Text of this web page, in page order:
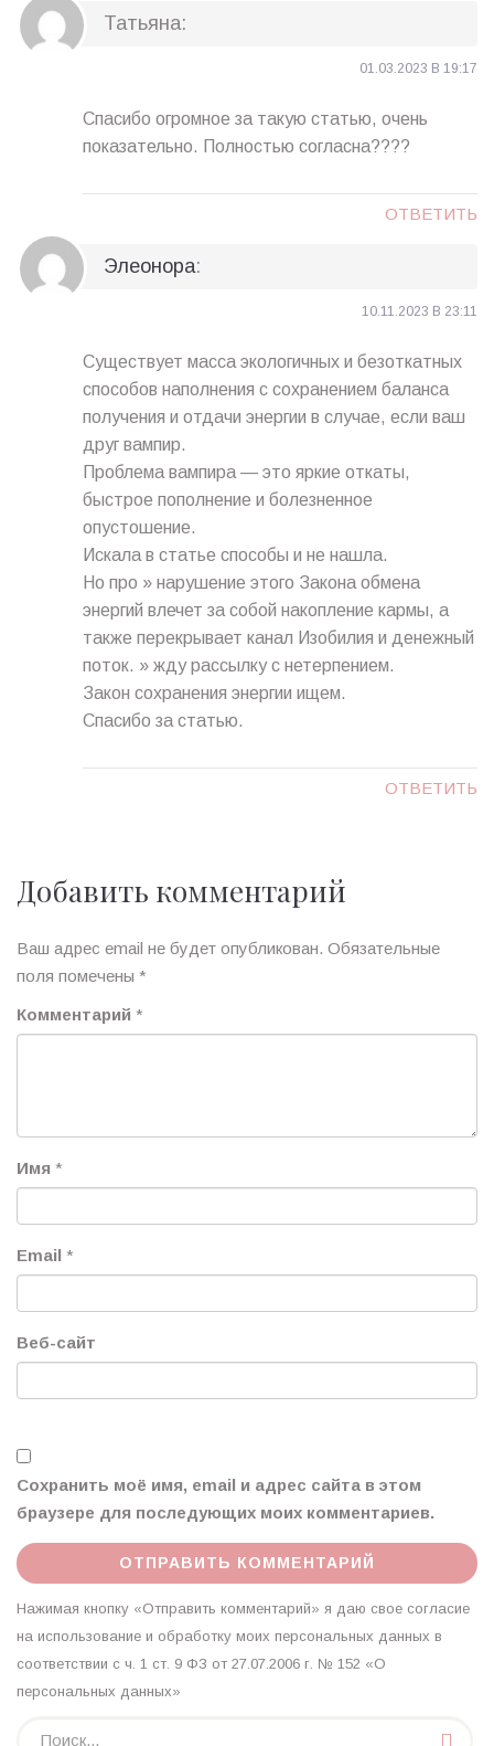
Татьяна:
01.03.2023 В 19:17
Спасибо огромное за такую статью, очень
показательно. Полностью согласна????
ОТВЕТИТЬ
Элеонора:
10.11.2023 В 23:11
Существует масса экологичных и безоткатных
способов наполнения с сохранением баланса
получения и отдачи энергии в случае, если ваш
друг вампир.
Проблема вампира — это яркие откаты,
быстрое пополнение и болезненное
опустошение.
Искала в статье способы и не нашла.
Но про » нарушение этого Закона обмена
энергий влечет за собой накопление кармы, а
также перекрывает канал Изобилия и денежный
поток. » жду рассылку с нетерпением.
Закон сохранения энергии ищем.
Спасибо за статью.
ОТВЕТИТЬ
Добавить комментарий
Ваш адрес email не будет опубликован. Обязательные
поля помечены *
Комментарий *
Имя *
Email *
Веб-сайт
Сохранить моё имя, email и адрес сайта в этом
браузере для последующих моих комментариев.
Нажимая кнопку «Отправить комментарий» я даю свое согласие
на использование и обработку моих персональных данных в
соответствии с ч. 1 ст. 9 ФЗ от 27.07.2006 г. № 152 «О
персональных данных»